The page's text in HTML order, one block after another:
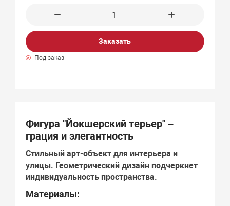
Заказать
Под заказ
Фигура "Йокшерский терьер" –
грация и элегантность
Стильный арт-объект для интерьера и
улицы. Геометрический дизайн подчеркнет
индивидуальность пространства.
Материалы: